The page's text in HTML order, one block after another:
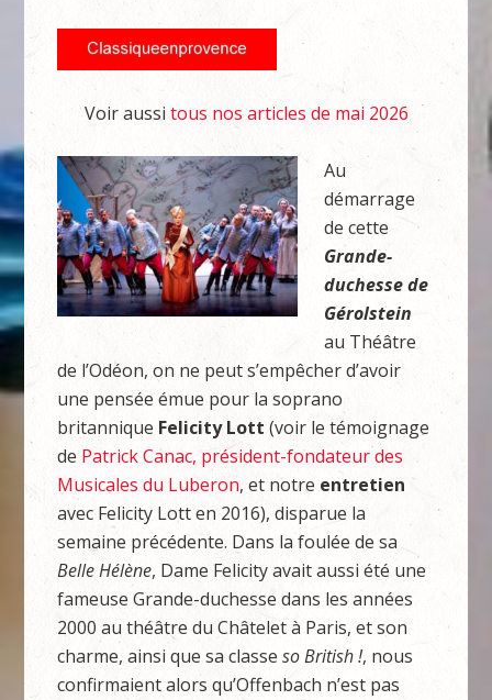
Voir aussitous nos articles de mai 2026
Au
démarrage
de cette
Grande-
duchesse de
Gérolstein
au Théâtre
de l’Odéon, on ne peut s’empêcher d’avoir
une pensée émue pour la soprano
britannique Felicity Lott(voir le témoignage
de Patrick Canac, président-fondateur des
Musicales du Luberon, et notre entretien
avec Felicity Lott en 2016), disparue la
semaine précédente. Dans la foulée de sa
BelleHélène, Dame Felicity avait aussi été une
fameuse Grande-duchesse dans les années
2000 au théâtre du Châtelet à Paris, et son
charme, ainsi que sa classe soBritish !, nous
confirmaient alors qu’Offenbach n’est pas